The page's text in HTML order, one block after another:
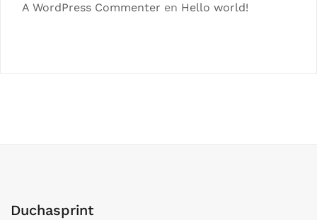
A WordPress Commenter en Hello world!
Duchasprint